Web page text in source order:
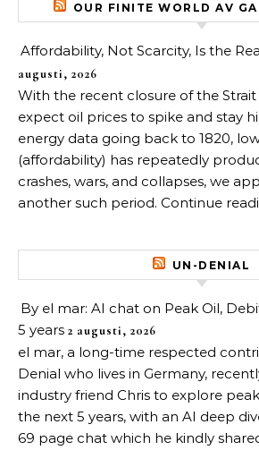
OUR FINITE WORLD AV
Affordability, Not Scarcity, Is the
augusti, 2026
With the recent closure of the
expect oil prices to spike and stay
energy data going back to 1820,
(affordability) has repeatedly
crashes, wars, and collapses, we
another such period. Continue
UN-DENIAL
By el mar: AI chat on Peak Oil,
5 years 2 augusti, 2026
el mar, a long-time respected
Denial who lives in Germany,
industry friend Chris to explore
the next 5 years, with an AI deep
69 page chat which he kindly